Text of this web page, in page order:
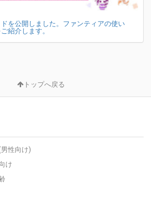
を公開しました。ファンティアの使い
紹介します。
トップへ戻る
性向け)
け